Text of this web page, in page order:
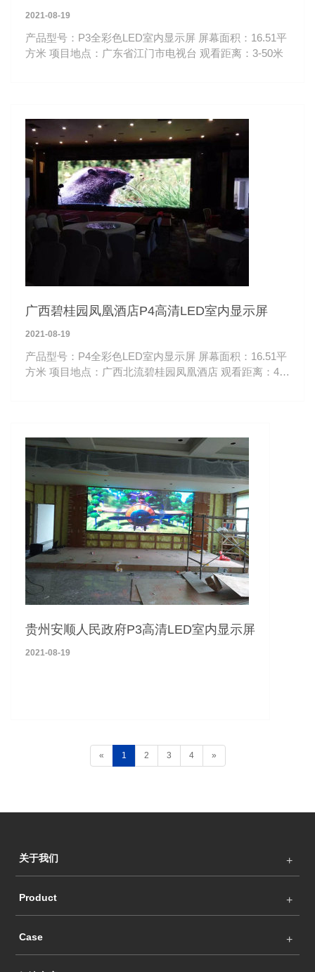
2021-08-19
产品型号：P3全彩色LED室内显示屏 屏幕面积：16.51平
方米 项目地点：广东省江门市电视台 观看距离：3-50米
广西碧桂园凤凰酒店P4高清LED室内显示屏
2021-08-19
产品型号：P4全彩色LED室内显示屏 屏幕面积：16.51平
方米 项目地点：广西北流碧桂园凤凰酒店 观看距离：4-
贵州安顺人民政府P3高清LED室内显示屏
2021-08-19
« 1 2 3 4 »
关于我们
Product
Case